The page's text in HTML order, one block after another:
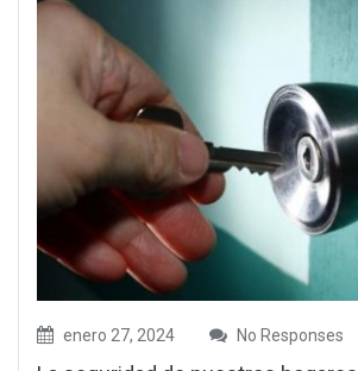
enero 27, 2024 No Responses